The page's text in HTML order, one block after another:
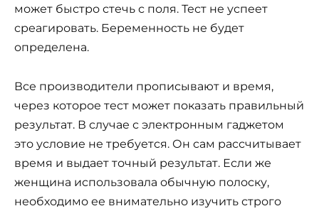
может быстро стечь с поля. Тест не успеет
среагировать. Беременность не будет
определена.
Все производители прописывают и время,
через которое тест может показать правильный
результат. В случае с электронным гаджетом
это условие не требуется. Он сам рассчитывает
время и выдает точный результат. Если же
женщина использовала обычную полоску,
необходимо ее внимательно изучить строго